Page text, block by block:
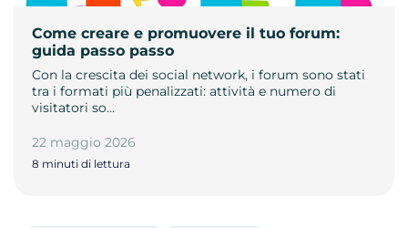
Come creare e promuovere il tuo forum:
guida passo passo
Con la crescita dei social network, i forum sono stati
tra i formati più penalizzati: attività e numero di
visitatori so…
22 maggio 2026
8 minuti di lettura